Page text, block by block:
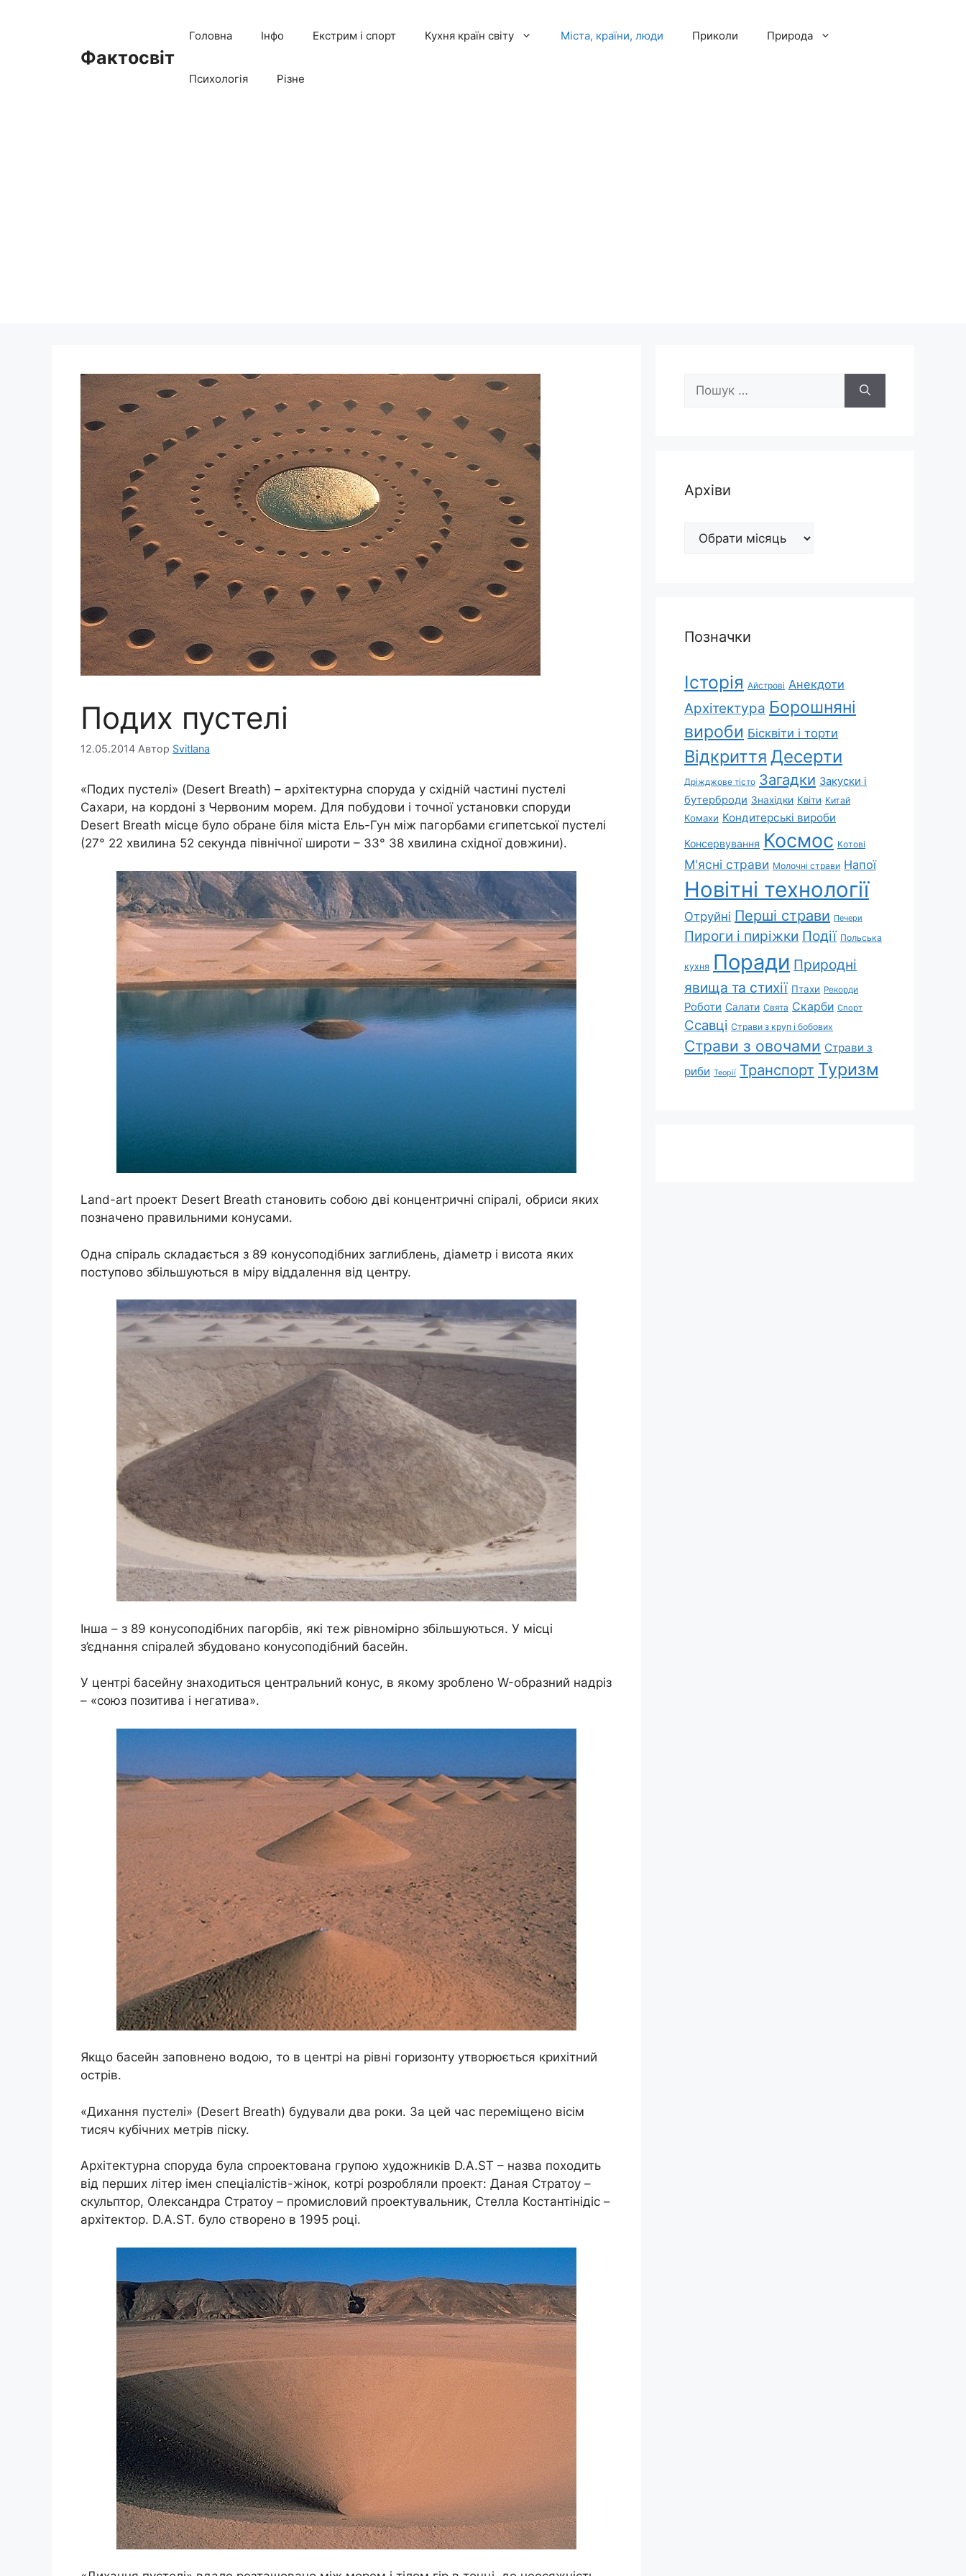
Фактосвіт
Головна Інфо Екстрим і спорт Кухня країн світу Міста, країни, люди Приколи Природа
Психологія Різне
Подих пустелі
12.05.2014 Автор Svitlana
«Подих пустелі» (Desert Breath) – архітектурна споруда у східній частині пустелі
Сахари, на кордоні з Червоним морем. Для побудови і точної установки споруди
Desert Breath місце було обране біля міста Ель-Гун між пагорбами єгипетської пустелі
(27° 22 хвилина 52 секунда північної широти – 33° 38 хвилина східної довжини).
Land-art проект Desert Breath становить собою дві концентричні спіралі, обриси яких
позначено правильними конусами.
Одна спіраль складається з 89 конусоподібних заглиблень, діаметр і висота яких
поступово збільшуються в міру віддалення від центру.
Інша – з 89 конусоподібних пагорбів, які теж рівномірно збільшуються. У місці
з’єднання спіралей збудовано конусоподібний басейн.
У центрі басейну знаходиться центральний конус, в якому зроблено W-образний надріз
– «союз позитива і негатива».
Якщо басейн заповнено водою, то в центрі на рівні горизонту утворюється крихітний
острів.
«Дихання пустелі» (Desert Breath) будували два роки. За цей час переміщено вісім
тисяч кубічних метрів піску.
Архітектурна споруда була спроектована групою художників D.A.ST – назва походить
від перших літер імен спеціалістів-жінок, котрі розробляли проект: Даная Стратоу –
скульптор, Олександра Стратоу – промисловий проектувальник, Стелла Костантінідіс –
архітектор. D.A.ST. було створено в 1995 році.
Пошук:
Архіви
Архіви
Позначки
Історія Айстрові Анекдоти
Архітектура Борошняні
вироби Бісквіти і торти
Відкриття Десерти
Дріжджове тісто Загадки Закуски і
бутерброди Знахідки Квіти Китай
Комахи Кондитерські вироби
Консервування Космос Котові
М'ясні страви Молочні страви Напої
Новітні технології
Отруйні Перші страви Печери
Пироги і пиріжки Події Польська
кухня Поради Природні
явища та стихії Птахи Рекорди
Роботи Салати Свята Скарби Спорт
Ссавці Страви з круп і бобових
Страви з овочами Страви з
риби Теорії Транспорт Туризм